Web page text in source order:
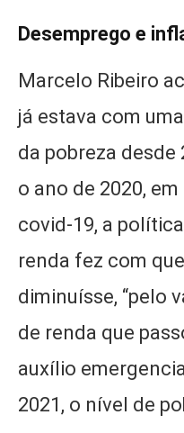
Desemprego e
Marcelo Ribeiro
já estava com
da pobreza desde
o ano de 2020,
covid-19, a
renda fez com
diminuísse, “pelo
de renda que
auxílio
2021, o nível de